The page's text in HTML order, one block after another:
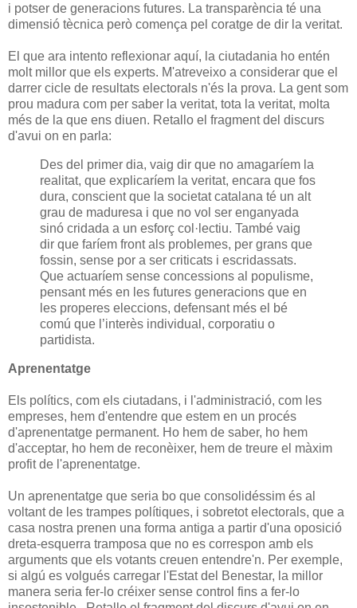
i potser de generacions futures. La transparència té una
dimensió tècnica però comença pel coratge de dir la veritat.
El que ara intento reflexionar aquí, la ciutadania ho entén
molt millor que els experts. M'atreveixo a considerar que el
darrer cicle de resultats electorals n'és la prova. La gent som
prou madura com per saber la veritat, tota la veritat, molta
més de la que ens diuen. Retallo el fragment del discurs
d'avui on en parla:
Des del primer dia, vaig dir que no amagaríem la
realitat, que explicaríem la veritat, encara que fos
dura, conscient que la societat catalana té un alt
grau de maduresa i que no vol ser enganyada
sinó cridada a un esforç col·lectiu. També vaig
dir que faríem front als problemes, per grans que
fossin, sense por a ser criticats i escridassats.
Que actuaríem sense concessions al populisme,
pensant més en les futures generacions que en
les properes eleccions, defensant més el bé
comú que l’interès individual, corporatiu o
partidista.
Aprenentatge
Els polítics, com els ciutadans, i l'administració, com les
empreses, hem d'entendre que estem en un procés
d'aprenentatge permanent. Ho hem de saber, ho hem
d'acceptar, ho hem de reconèixer, hem de treure el màxim
profit de l'aprenentatge.
Un aprenentatge que seria bo que consolidéssim és al
voltant de les trampes polítiques, i sobretot electorals, que a
casa nostra prenen una forma antiga a partir d'una oposició
dreta-esquerra tramposa que no es correspon amb els
arguments que els votants creuen entendre'n. Per exemple,
si algú es volgués carregar l'Estat del Benestar, la millor
manera seria fer-lo créixer sense control fins a fer-lo